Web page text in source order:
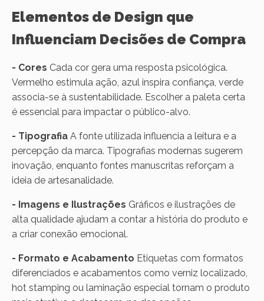
Elementos de Design que
Influenciam Decisões de Compra
- Cores Cada cor gera uma resposta psicológica.
Vermelho estimula ação, azul inspira confiança, verde
associa-se à sustentabilidade. Escolher a paleta certa
é essencial para impactar o público-alvo.
- Tipografia A fonte utilizada influencia a leitura e a
percepção da marca. Tipografias modernas sugerem
inovação, enquanto fontes manuscritas reforçam a
ideia de artesanalidade.
- Imagens e Ilustrações Gráficos e ilustrações de
alta qualidade ajudam a contar a história do produto e
a criar conexão emocional.
- Formato e Acabamento Etiquetas com formatos
diferenciados e acabamentos como verniz localizado,
hot stamping ou laminação especial tornam o produto